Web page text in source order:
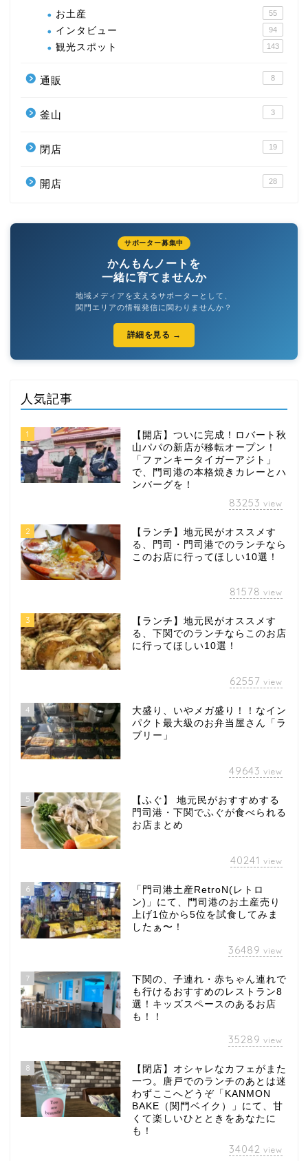
お土産 55
インタビュー 94
観光スポット 143
通販 8
釜山 3
閉店 19
開店 28
サポーター募集中
かんもんノートを
一緒に育てませんか
地域メディアを支えるサポーターとして、
関門エリアの情報発信に関わりませんか？
詳細を見る →
人気記事
1
【開店】ついに完成！ロバート秋
山パパの新店が移転オープン！
「ファンキータイガーアジト」
で、門司港の本格焼きカレーとハ
ンバーグを！
83253 view
2
【ランチ】地元民がオススメす
る、門司・門司港でのランチなら
このお店に行ってほしい10選！
81578 view
3
【ランチ】地元民がオススメす
る、下関でのランチならこのお店
に行ってほしい10選！
62557 view
4
大盛り、いやメガ盛り！！なイン
パクト最大級のお弁当屋さん「ラ
ブリー」
49643 view
5
【ふぐ】 地元民がおすすめする
門司港・下関でふぐが食べられる
お店まとめ
40241 view
6
「門司港土産RetroN(レトロ
ン)」にて、門司港のお土産売り
上げ1位から5位を試食してみま
したぁ〜！
36489 view
7
下関の、子連れ・赤ちゃん連れで
も行けるおすすめのレストラン8
選！キッズスペースのあるお店
も！！
35289 view
8
【閉店】オシャレなカフェがまた
一つ。唐戸でのランチのあとは迷
わずここへどうぞ「KANMON
BAKE（関門ベイク）」にて、甘
くて楽しいひとときをあなたに
も！
34042 view